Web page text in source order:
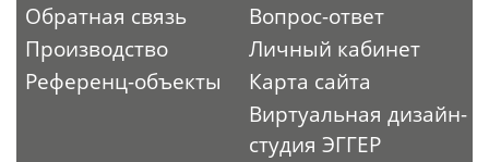
Обратная связь
Производство
Референц-объекты
Вопрос-ответ
Личный кабинет
Карта сайта
Виртуальная дизайн-
студия ЭГГЕР